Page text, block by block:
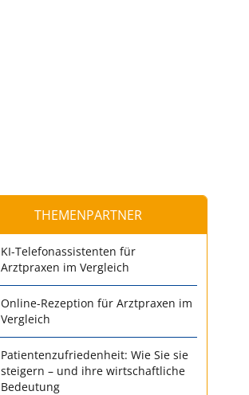
THEMENPARTNER
KI-Telefonassistenten für
Arztpraxen im Vergleich
Online-Rezeption für Arztpraxen im
Vergleich
Patientenzufriedenheit: Wie Sie sie
steigern – und ihre wirtschaftliche
Bedeutung